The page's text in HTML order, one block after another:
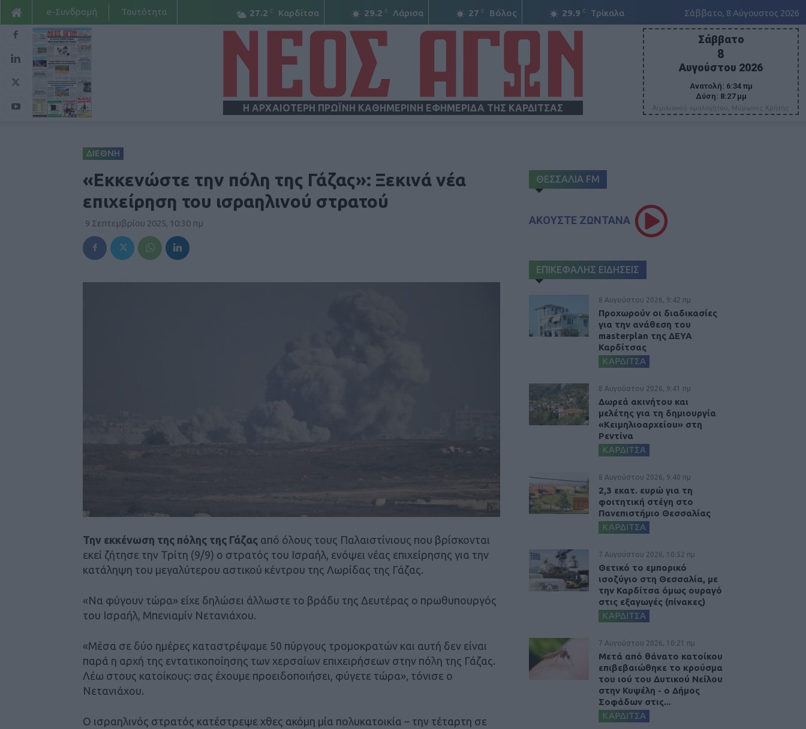
27.2 C Καρδίτσα 29.2 C Λάρισα 27 C Βόλος 29.9 C Τρίκαλα Σάββατο, 8 Αύγουστος 2026
e-Συνδρομή Ταυτότητα
Η ΑΡΧΑΙΟΤΕΡΗ ΠΡΩΪΝΗ ΚΑΘΗΜΕΡΙΝΗ ΕΦΗΜΕΡΙΔΑ ΤΗΣ ΚΑΡΔΙΤΣΑΣ
Σάββατο
8
Αυγούστου 2026
Ανατολή: 6:34 πμ
Δύση: 8:27 μμ
Αιμιλιανού ομολογήτου, Μύρωνος Κρήτης
ΔΙΕΘΝΗ
«Εκκενώστε την πόλη της Γάζας»: Ξεκινά νέα
επιχείρηση του ισραηλινού στρατού
9 Σεπτεμβρίου 2025, 10:30 πμ
Την εκκένωση της πόλης της Γάζας από όλους τους Παλαιστίνιους που βρίσκονται
εκεί ζήτησε την Τρίτη (9/9) ο στρατός του Ισραήλ, ενόψει νέας επιχείρησης για την
κατάληψη του μεγαλύτερου αστικού κέντρου της Λωρίδας της Γάζας.
«Να φύγουν τώρα» είχε δηλώσει άλλωστε το βράδυ της Δευτέρας ο πρωθυπουργός
του Ισραήλ, Μπενιαμίν Νετανιάχου.
«Μέσα σε δύο ημέρες καταστρέψαμε 50 πύργους τρομοκρατών και αυτή δεν είναι
παρά η αρχή της εντατικοποίησης των χερσαίων επιχειρήσεων στην πόλη της Γάζας.
Λέω στους κατοίκους: σας έχουμε προειδοποιήσει, φύγετε τώρα», τόνισε ο
Νετανιάχου.
Ο ισραηλινός στρατός κατέστρεψε χθες ακόμη μία πολυκατοικία – την τέταρτη σε
ΘΕΣΣΑΛΙΑ FM
ΑΚΟΥΣΤΕ ΖΩΝΤΑΝΑ
ΕΠΙΚΕΦΑΛΗΣ ΕΙΔΗΣΕΙΣ
8 Αυγούστου 2026, 9:42 πμ
Προχωρούν οι διαδικασίες
για την ανάθεση του
masterplan της ΔΕΥΑ
Καρδίτσας
ΚΑΡΔΙΤΣΑ
8 Αυγούστου 2026, 9:41 πμ
Δωρεά ακινήτου και
μελέτης για τη δημιουργία
«Κειμηλιοαρχείου» στη
Ρεντίνα
ΚΑΡΔΙΤΣΑ
8 Αυγούστου 2026, 9:40 πμ
2,3 εκατ. ευρώ για τη
φοιτητική στέγη στο
Πανεπιστήμιο Θεσσαλίας
ΚΑΡΔΙΤΣΑ
7 Αυγούστου 2026, 10:52 πμ
Θετικό το εμπορικό
ισοζύγιο στη Θεσσαλία, με
την Καρδίτσα όμως ουραγό
στις εξαγωγές (πίνακες)
ΚΑΡΔΙΤΣΑ
7 Αυγούστου 2026, 10:21 πμ
Μετά από θάνατο κατοίκου
επιβεβαιώθηκε το κρούσμα
του ιού του Δυτικού Νείλου
στην Κυψέλη - ο Δήμος
Σοφάδων στις...
ΚΑΡΔΙΤΣΑ